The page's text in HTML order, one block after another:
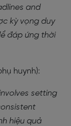
and
kỳ vọng duy
đáp ứng thời
huynh):
setting
hiệu quả